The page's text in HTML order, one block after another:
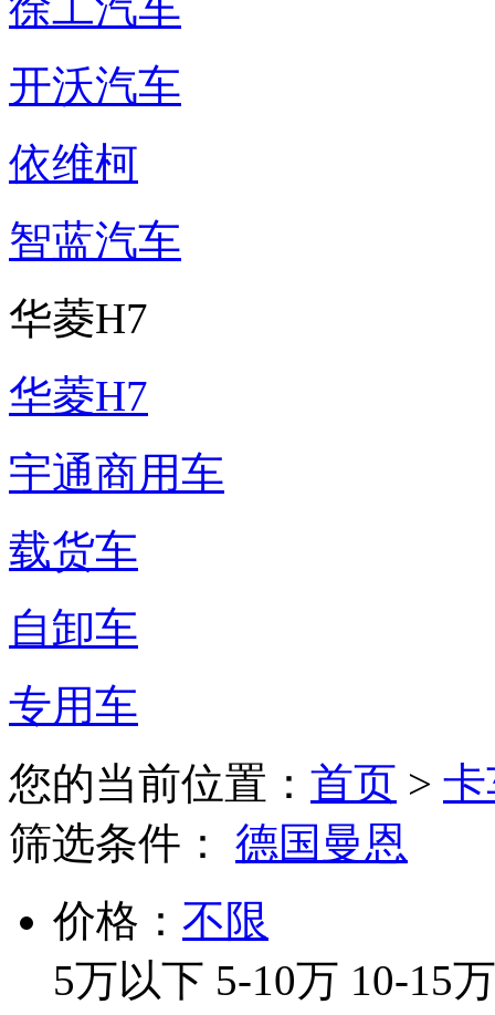
开沃汽车
依维柯
智蓝汽车
华菱H7
华菱H7
宇通商用车
载货车
自卸车
专用车
您的当前位置： 首页 >
筛选条件：
德国曼恩
价格： 不限
5万以下 5-10万 10-15万